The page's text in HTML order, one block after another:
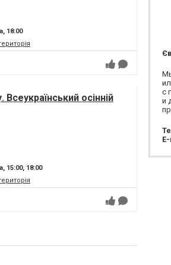
18:00
осінній
15:00, 18:00
с
и